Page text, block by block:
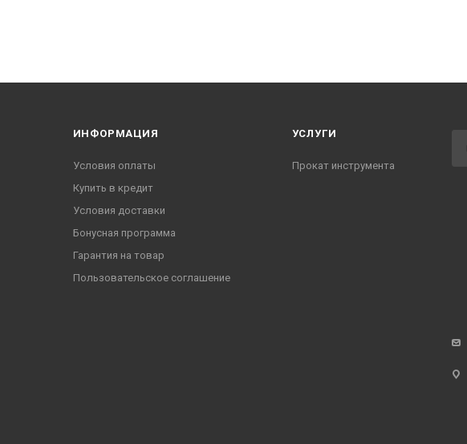
ИНФОРМАЦИЯ
Условия оплаты
Купить в кредит
Условия доставки
Бонусная программа
Гарантия на товар
Пользовательское соглашение
УСЛУГИ
Прокат инструмента